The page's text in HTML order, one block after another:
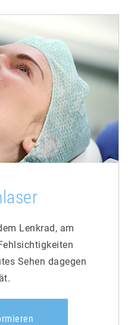
Lenkrad, am
Sehen dagegen